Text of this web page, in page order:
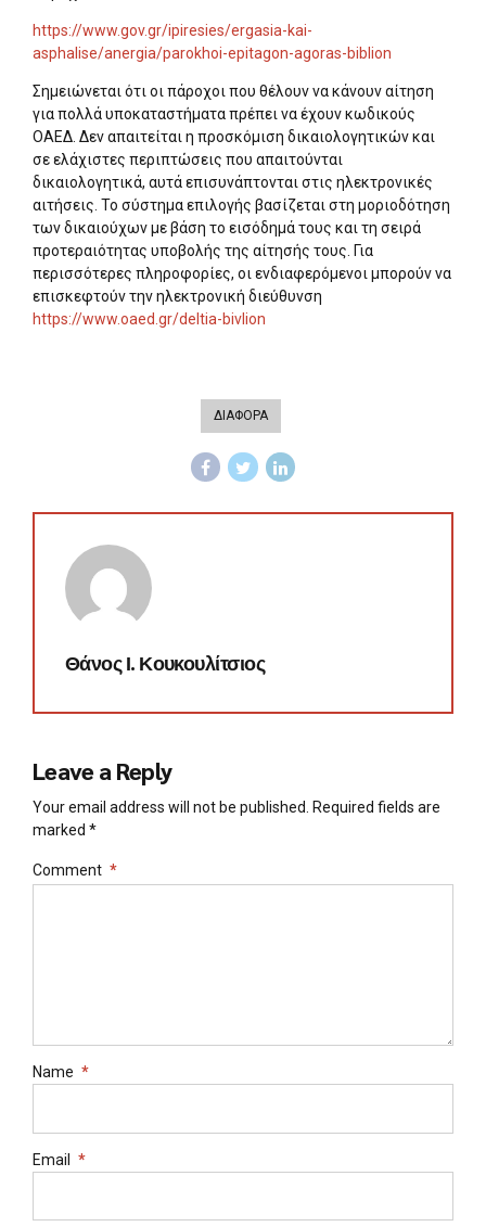
https://www.gov.gr/ipiresies/ergasia-kai-
asphalise/anergia/parokhoi-epitagon-agoras-biblion
Σημειώνεται ότι οι πάροχοι που θέλουν να κάνουν αίτηση
για πολλά υποκαταστήματα πρέπει να έχουν κωδικούς
ΟΑΕΔ. Δεν απαιτείται η προσκόμιση δικαιολογητικών και
σε ελάχιστες περιπτώσεις που απαιτούνται
δικαιολογητικά, αυτά επισυνάπτονται στις ηλεκτρονικές
αιτήσεις. Το σύστημα επιλογής βασίζεται στη μοριοδότηση
των δικαιούχων με βάση το εισόδημά τους και τη σειρά
προτεραιότητας υποβολής της αίτησής τους. Για
περισσότερες πληροφορίες, οι ενδιαφερόμενοι μπορούν να
επισκεφτούν την ηλεκτρονική διεύθυνση
https://www.oaed.gr/deltia-bivlion
ΔΙΑΦΟΡΑ
Θάνος Ι. Κουκουλίτσιος
Leave a Reply
Your email address will not be published. Required fields are
marked *
Comment *
Name *
Email *